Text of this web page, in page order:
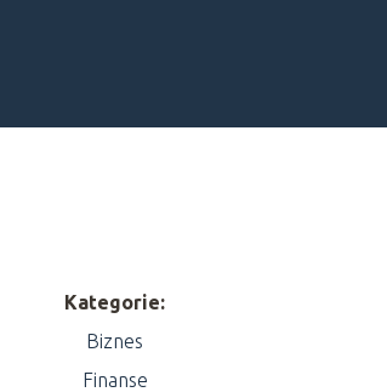
Kategorie:
Biznes
Finanse